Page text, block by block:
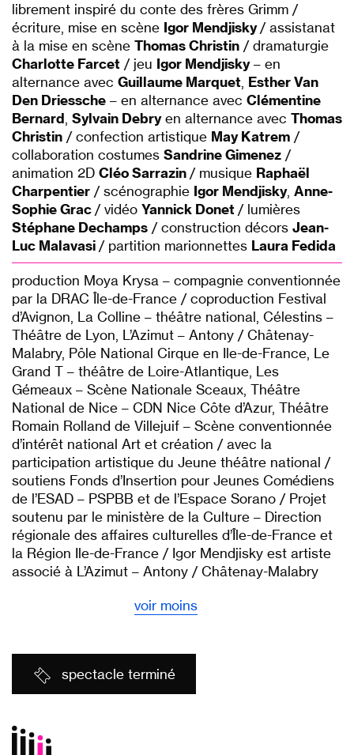
librement inspiré du conte des frères Grimm /
écriture, mise en scène Igor Mendjisky/ assistanat
à la mise en scène Thomas Christin / dramaturgie
Charlotte Farcet / jeu Igor Mendjisky– en
alternance avec Guillaume Marquet, Esther Van
Den Driessche – en alternance avec Clémentine
Bernard, Sylvain Debryen alternance avec Thomas
Christin / confection artistique May Katrem /
collaboration costumes Sandrine Gimenez /
animation 2D Cléo Sarrazin/ musique Raphaël
Charpentier / scénographie Igor Mendjisky, Anne-
Sophie Grac/ vidéo Yannick Donet/ lumières
Stéphane Dechamps / construction décors Jean-
Luc Malavasi/ partition marionnettes Laura Fedida
production Moya Krysa – compagnie conventionnée
par la DRAC Île-de-France / coproduction Festival
d’Avignon, La Colline – théâtre national, Célestins –
Théâtre de Lyon, L’Azimut – Antony / Châtenay-
Malabry, Pôle National Cirque en Ile-de-France, Le
Grand T – théâtre de Loire-Atlantique, Les
Gémeaux – Scène Nationale Sceaux, Théâtre
National de Nice – CDN Nice Côte d’Azur, Théâtre
Romain Rolland de Villejuif – Scène conventionnée
d’intérêt national Art et création / avec la
participation artistique du Jeune théâtre national /
soutiens Fonds d’Insertion pour Jeunes Comédiens
de l’ESAD – PSPBB et de l’Espace Sorano / Projet
soutenu par le ministère de la Culture – Direction
régionale des affaires culturelles d’Île-de-France et
la Région Ile-de-France / Igor Mendjisky est artiste
associé à L’Azimut – Antony / Châtenay-Malabry
voir moins
spectacle terminé